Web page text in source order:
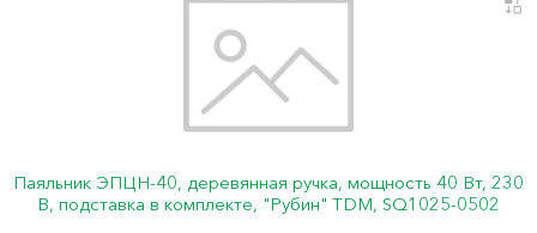
Паяльник ЭПЦН-40, деревянная ручка, мощность 40 Вт, 230
В, подставка в комплекте, "Рубин" TDM, SQ1025-0502